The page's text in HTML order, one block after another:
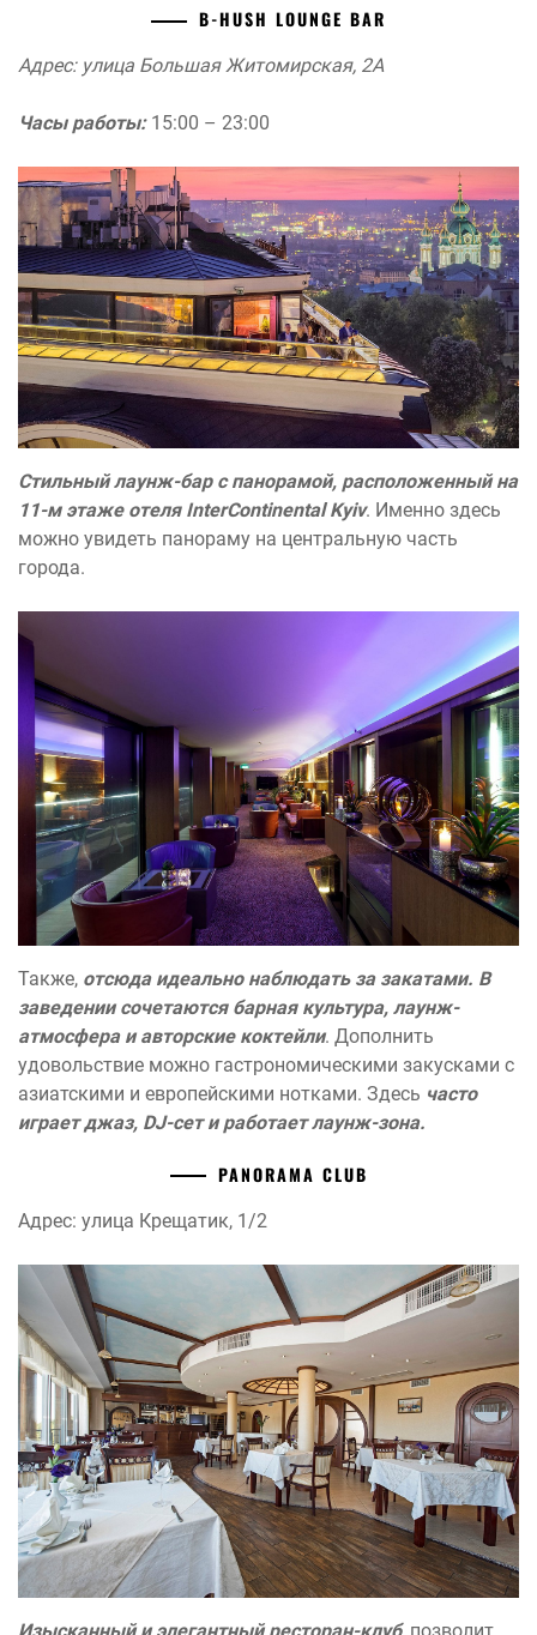
B-HUSH LOUNGE BAR
Адрес: улица Большая Житомирская, 2А
Часы работы:15:00 – 23:00
Стильный лаунж-бар с панорамой, расположенный на
11-м этаже отеля InterContinental Kyiv. Именно здесь
можно увидеть панораму на центральную часть
города.
Также, отсюда идеально наблюдать за закатами. В
заведении сочетаются барная культура, лаунж-
атмосфера и авторские коктейли. Дополнить
удовольствие можно гастрономическими закусками с
азиатскими и европейскими нотками. Здесь часто
играет джаз, DJ-сет и работает лаунж-зона.
PANORAMA CLUB
Адрес: улица Крещатик, 1/2